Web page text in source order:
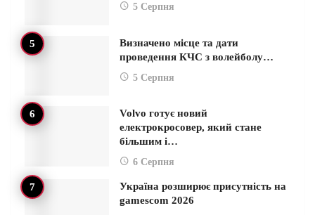
5 Серпня
Визначено місце та дати
проведення КЧС з волейболу…
5 Серпня
Volvo готує новий
електрокросовер, який стане
більшим і…
6 Серпня
Україна розширює присутність на
gamescom 2026